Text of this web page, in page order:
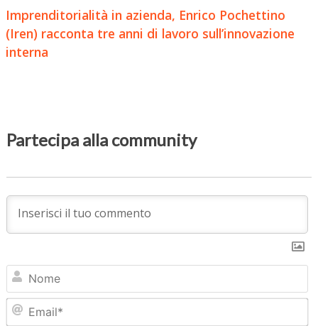
Imprenditorialità in azienda, Enrico Pochettino
(Iren) racconta tre anni di lavoro sull’innovazione
interna
Partecipa alla community